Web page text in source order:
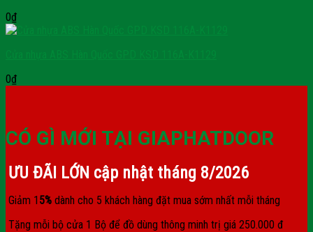
0₫
0₫
CÓ GÌ MỚI TẠI GIAPHATDOOR
ƯU ĐÃI LỚN cập nhật tháng 8/2026
Giảm 1 5% dành cho 5 khách hàng đặt mua sớm nhất mỗi tháng
Tặng mỗi bộ cửa 1 Bộ để đồ dùng thông minh trị giá 250.000 đ